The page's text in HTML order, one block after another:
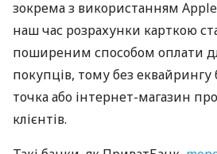
зокрема з використанням Apple
наш час розрахунки карткою
поширеним способом оплати
покупців, тому без еквайрингу
точка або інтернет-магазин
клієнтів.